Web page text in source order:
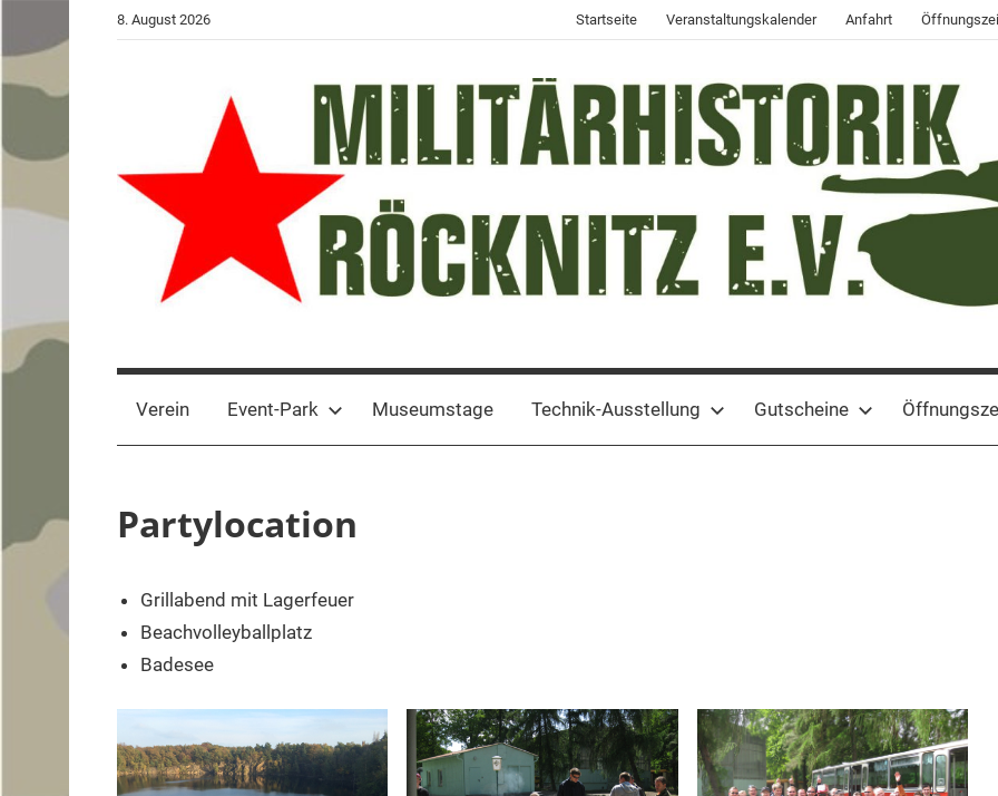
Inhalt
springen
8. August 2026 Startseite Veranstaltungskalender Anfahrt
Militärhistorik
Röcknitz
Park
Sachsen
Museumstage
–
Militärhistorische
Technik
Gutschein
–
Verein Event-Park Museumstage Technik-Ausstellung Gutscheine
Partylocation
Grillabend mit Lagerfeuer
Beachvolleyballplatz
Badesee